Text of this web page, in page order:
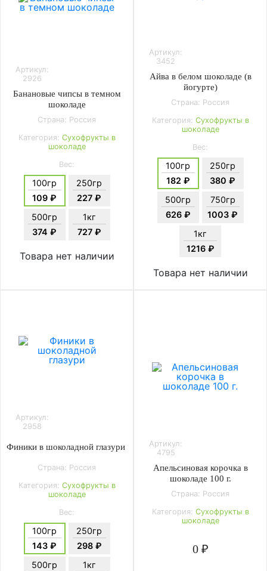
Артикул:
2926
Банановые чипсы в темном
шоколаде
Страна: Россия
Категория: Сухофрукты в
шоколаде
Вес:
100гр
109 ₽
250гр
227 ₽
500гр
374 ₽
1кг
727 ₽
Товара нет наличии
Артикул:
3452
Айва в белом шоколаде (в
йогурте)
Страна: Россия
Категория: Сухофрукты в
шоколаде
Вес:
100гр
182 ₽
250гр
380 ₽
500гр
626 ₽
750гр
1003 ₽
1кг
1216 ₽
Товара нет наличии
Артикул:
2958
Финики в шоколадной глазури
Страна: Россия
Категория: Сухофрукты в
шоколаде
Вес:
100гр
143 ₽
250гр
298 ₽
500гр
1кг
Артикул:
4795
Апельсиновая корочка в
шоколаде 100 г.
Страна: Россия
Категория: Сухофрукты в
шоколаде
0 ₽